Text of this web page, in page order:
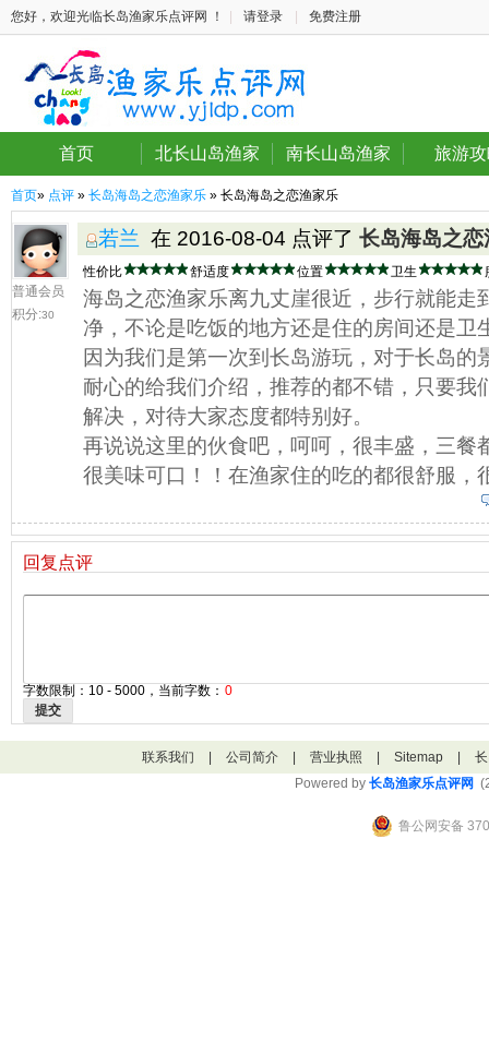
您好，欢迎光临长岛渔家乐点评网 ！ 请登录 免费注册
首页 北长山岛渔家 南长山岛渔家 旅游
首页» 点评 » 长岛海岛之恋渔家乐 » 长岛海岛之恋渔家乐
普通会员
积分:30
若兰 在 2016-08-04 点评了 长岛海岛之恋
性价比 舒适度 位置 卫生
海岛之恋渔家乐离九丈崖很近，步行就能走
净，不论是吃饭的地方还是住的房间还是
因为我们是第一次到长岛游玩，对于长岛的
耐心的给我们介绍，推荐的都不错，只要我
解决，对待大家态度都特别好。
再说说这里的伙食吧，呵呵，很丰盛，三餐
很美味可口！！在渔家住的吃的都很舒服，
回复点评
字数限制：10 - 5000，当前字数： 0
提交
联系我们 公司简介 营业执照 Sitemap
Powered by 长岛渔家乐点评网
鲁公网安备